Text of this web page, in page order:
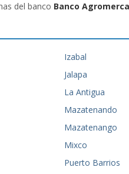
del banco Banco
Izabal
Jalapa
La Antigua
Mazatenando
Mazatenango
Mixco
Puerto Barrios